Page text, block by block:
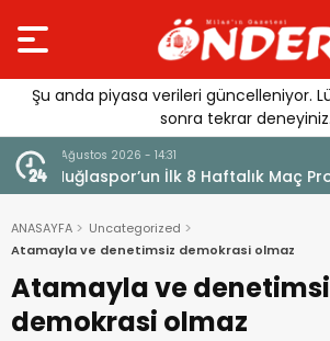
Şu anda piyasa verileri güncelleniyor.
sonra tekrar deneyiniz.
7 Ağustos 2026 - 14:29
Saniye Özden Dualarla Son
ANASAYFA
Uncategorized
Atamayla ve denetimsiz demokrasi olmaz
Atamayla ve
demokrasi olmaz